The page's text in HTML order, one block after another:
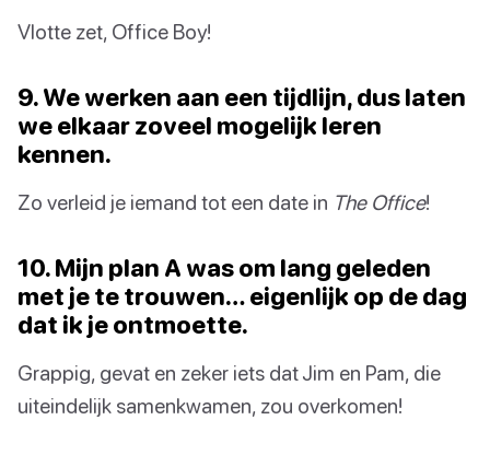
Vlotte zet, Office Boy!
9. We werken aan een tijdlijn, dus laten
we elkaar zoveel mogelijk leren
kennen.
Zo verleid je iemand tot een date in The Office!
10. Mijn plan A was om lang geleden
met je te trouwen… eigenlijk op de dag
dat ik je ontmoette.
Grappig, gevat en zeker iets dat Jim en Pam, die
uiteindelijk samenkwamen, zou overkomen!